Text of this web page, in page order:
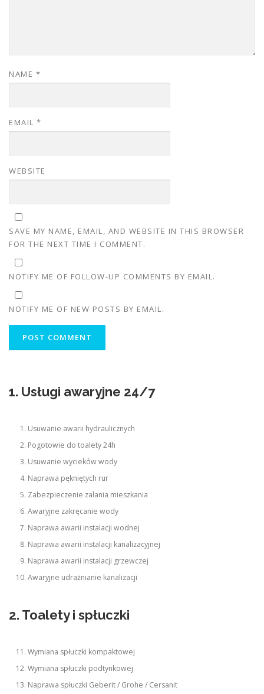
NAME *
EMAIL *
WEBSITE
SAVE MY NAME, EMAIL, AND WEBSITE IN THIS BROWSER
FOR THE NEXT TIME I COMMENT.
NOTIFY ME OF FOLLOW-UP COMMENTS BY EMAIL.
NOTIFY ME OF NEW POSTS BY EMAIL.
1. Usługi awaryjne 24/7
Usuwanie awarii hydraulicznych
Pogotowie do toalety 24h
Usuwanie wycieków wody
Naprawa pękniętych rur
Zabezpieczenie zalania mieszkania
Awaryjne zakręcanie wody
Naprawa awarii instalacji wodnej
Naprawa awarii instalacji kanalizacyjnej
Naprawa awarii instalacji grzewczej
Awaryjne udrażnianie kanalizacji
2. Toalety i spłuczki
Wymiana spłuczki kompaktowej
Wymiana spłuczki podtynkowej
Naprawa spłuczki Geberit / Grohe / Cersanit